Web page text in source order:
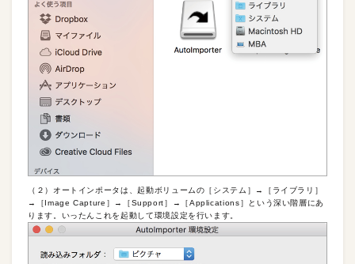
（２）オートインポータは、起動ボリュームの［システム］→［ライブラリ］
→［Image Capture］→［Support］→［Applications］という深い階層にあ
ります。いったんこれを起動して環境設定を行います。